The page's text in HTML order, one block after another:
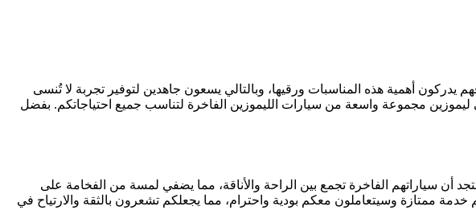
يدركون أهمية هذه المناسبات ورقيها، وبالتالي يسعون جاهدين لتوفير تجربة لا تُنسى
مجموعة واسعة من سيارات الليموزين الفاخرة لتناسب جميع احتياجاتكم. بفضل
أن سياراتهم الفاخرة تجمع بين الراحة والأناقة، مما يضفي لمسة من الفخامة على
ممتازة وسيتعاملون معكم بودية واحترام، مما يجعلكم تشعرون بالثقة والارتياح في